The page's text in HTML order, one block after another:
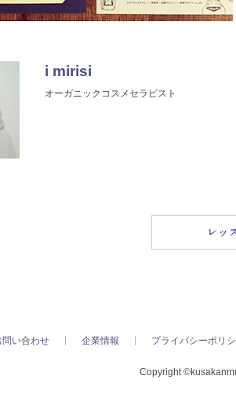
i mirisi
オーガニックコスメセラピスト
問い合わせ 企業情報 プライバシーポリ
Copyright